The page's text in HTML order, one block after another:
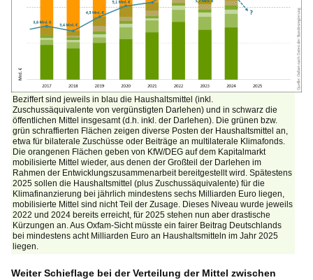
Beziffert sind jeweils in blau die Haushaltsmittel (inkl.
Zuschussäquivalente von vergünstigten Darlehen) und in schwarz die
öffentlichen Mittel insgesamt (d.h. inkl. der Darlehen). Die grünen bzw.
grün schraffierten Flächen zeigen diverse Posten der Haushaltsmittel an,
etwa für bilaterale Zuschüsse oder Beiträge an multilaterale Klimafonds.
Die orangenen Flächen geben von KfW/DEG auf dem Kapitalmarkt
mobilisierte Mittel wieder, aus denen der Großteil der Darlehen im
Rahmen der Entwicklungszusammenarbeit bereitgestellt wird. Spätestens
2025 sollen die Haushaltsmittel (plus Zuschussäquivalente) für die
Klimafinanzierung bei jährlich mindestens sechs Milliarden Euro liegen,
mobilisierte Mittel sind nicht Teil der Zusage. Dieses Niveau wurde jeweils
2022 und 2024 bereits erreicht, für 2025 stehen nun aber drastische
Kürzungen an. Aus Oxfam-Sicht müsste ein fairer Beitrag Deutschlands
bei mindestens acht Milliarden Euro an Haushaltsmitteln im Jahr 2025
liegen.
Weiter Schieflage bei der Verteilung der Mittel zwischen